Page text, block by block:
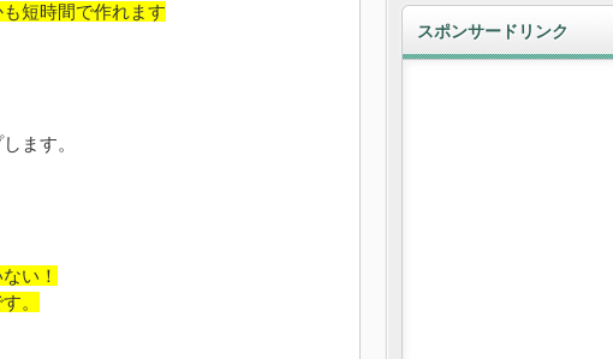
短時間で作れます
ます。
い！
。
スポンサードリンク